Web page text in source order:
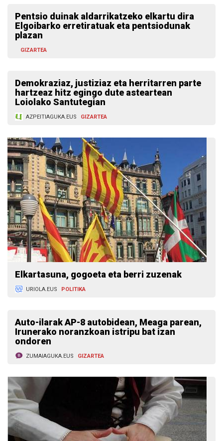
Pentsio duinak aldarrikatzeko elkartu dira
Elgoibarko erretiratuak eta pentsiodunak
plazan
GIZARTEA
Demokraziaz, justiziaz eta herritarren parte
hartzeaz hitz egingo dute asteartean
Loiolako Santutegian
AZPEITIAGUKA.EUS GIZARTEA
Elkartasuna, gogoeta eta berri zuzenak
URIOLA.EUS POLITIKA
Auto-ilarak AP-8 autobidean, Meaga parean,
Irunerako noranzkoan istripu bat izan
ondoren
ZUMAIAGUKA.EUS GIZARTEA